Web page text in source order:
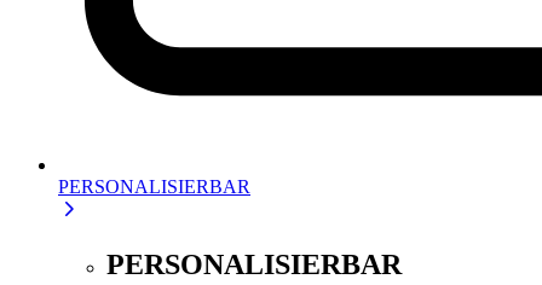
PERSONALISIERBAR
PERSONALISIERBAR